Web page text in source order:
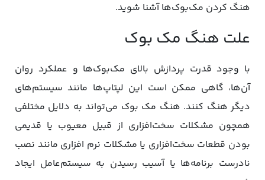
هنگ کردن مک‌بوک‌ها آشنا شوید.
علت هنگ مک بوک
با وجود قدرت پردازش بالای مک‌بوک‌ها و عملکرد روان
آن‌ها، گاهی ممکن است این لپتاپ‌ها مانند سیستم‌های
دیگر هنگ کنند. هنگ مک بوک می‌تواند به دلایل مختلفی
همچون مشکلات سخت‌افزاری از قبیل معیوب یا قدیمی
بودن قطعات سخت‌افزاری یا مشکلات نرم‌ افزاری مانند نصب
نادرست برنامه‌ها یا آسیب رسیدن به سیستم‌عامل ایجاد